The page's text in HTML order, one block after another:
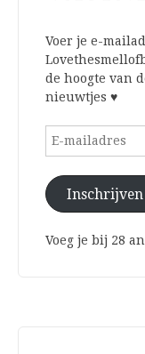
Voer je e-
de hoogte van
nieuwtjes ♥
E-
Inschrijven
Voeg je bij 28